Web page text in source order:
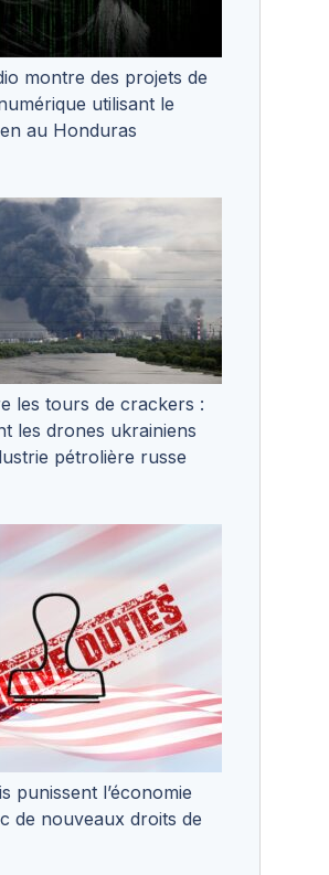
montre des projets de
utilisant le
au Honduras
les tours de crackers :
les drones ukrainiens
pétrolière russe
punissent l’économie
de nouveaux droits de